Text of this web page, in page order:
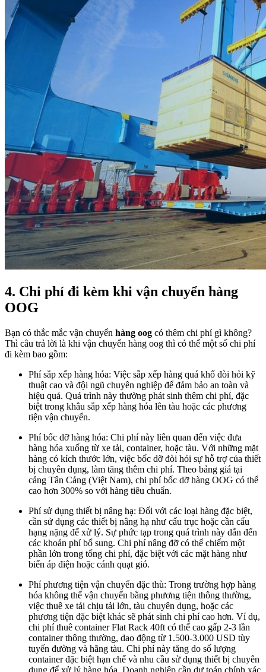
4. Chi phí đi kèm khi vận chuyển hàng
OOG
Bạn có thắc mắc vận chuyển hàng oog có thêm chi phí gì không?
Thì câu trả lời là khi vận chuyển hàng oog thì có thể một số chi phí
đi kèm bao gồm:
Phí sắp xếp hàng hóa: Việc sắp xếp hàng quá khổ đòi hỏi kỹ
thuật cao và đội ngũ chuyên nghiệp để đảm bảo an toàn và
hiệu quả. Quá trình này thường phát sinh thêm chi phí, đặc
biệt trong khâu sắp xếp hàng hóa lên tàu hoặc các phương
tiện vận chuyển.
Phí bốc dỡ hàng hóa: Chi phí này liên quan đến việc đưa
hàng hóa xuống từ xe tải, container, hoặc tàu. Với những mặt
hàng có kích thước lớn, việc bốc dỡ đòi hỏi sự hỗ trợ của thiết
bị chuyên dụng, làm tăng thêm chi phí. Theo bảng giá tại
cảng Tân Cảng (Việt Nam), chi phí bốc dỡ hàng OOG có thể
cao hơn 300% so với hàng tiêu chuẩn.
Phí sử dụng thiết bị nâng hạ: Đối với các loại hàng đặc biệt,
cần sử dụng các thiết bị nâng hạ như cẩu trục hoặc cần cẩu
hạng nặng để xử lý. Sự phức tạp trong quá trình này dẫn đến
các khoản phí bổ sung. Chi phí nâng đỡ có thể chiếm một
phần lớn trong tổng chi phí, đặc biệt với các mặt hàng như
biến áp điện hoặc cánh quạt gió.
Phí phương tiện vận chuyển đặc thù: Trong trường hợp hàng
hóa không thể vận chuyển bằng phương tiện thông thường,
việc thuê xe tải chịu tải lớn, tàu chuyên dụng, hoặc các
phương tiện đặc biệt khác sẽ phát sinh chi phí cao hơn. Ví dụ,
chi phí thuê container Flat Rack 40ft có thể cao gấp 2-3 lần
container thông thường, dao động từ 1.500-3.000 USD tùy
tuyến đường và hãng tàu. Chi phí này tăng do số lượng
container đặc biệt hạn chế và nhu cầu sử dụng thiết bị chuyên
dụng để xử lý hàng hóa. Doanh nghiệp cần dự toán chính xác